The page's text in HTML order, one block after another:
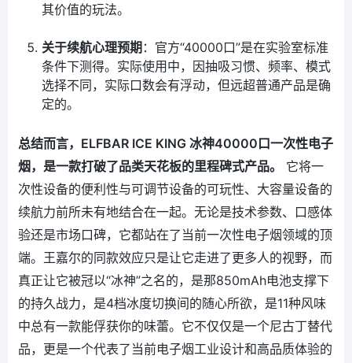
其价值的玩法。
关于续航心理预期 ：官方“40000口”是在实验室标准
条件下测得。实际使用中，因抽吸习惯、频率、模式
选择不同，实际口数会有浮动，但远超普通产品是确
定的。
总结而言，ELFBAR ICE KING 冰神40000口一次性电子
烟，是一款打破了品类天花板的里程碑式产品。
它将一
次性设备的便利性与可调节设备的可玩性、大容量设备的
续航力前所未有地结合在一起。无论是技术参数、口感体
验还是市场口碑，它都站在了当前一次性电子烟领域的顶
端。王嘉尔的同款效应只是让它走进了更多人的视野，而
真正让它被冠以“冰神”之名的，是那850mAh电池支撑下
的持久战力，是4档冰度切换间的随心所欲，是11种风味
中总有一款能俘获你的味蕾。它不仅仅是一个尼古丁替代
品，更是一个代表了当前电子烟工业设计和高品质体验的